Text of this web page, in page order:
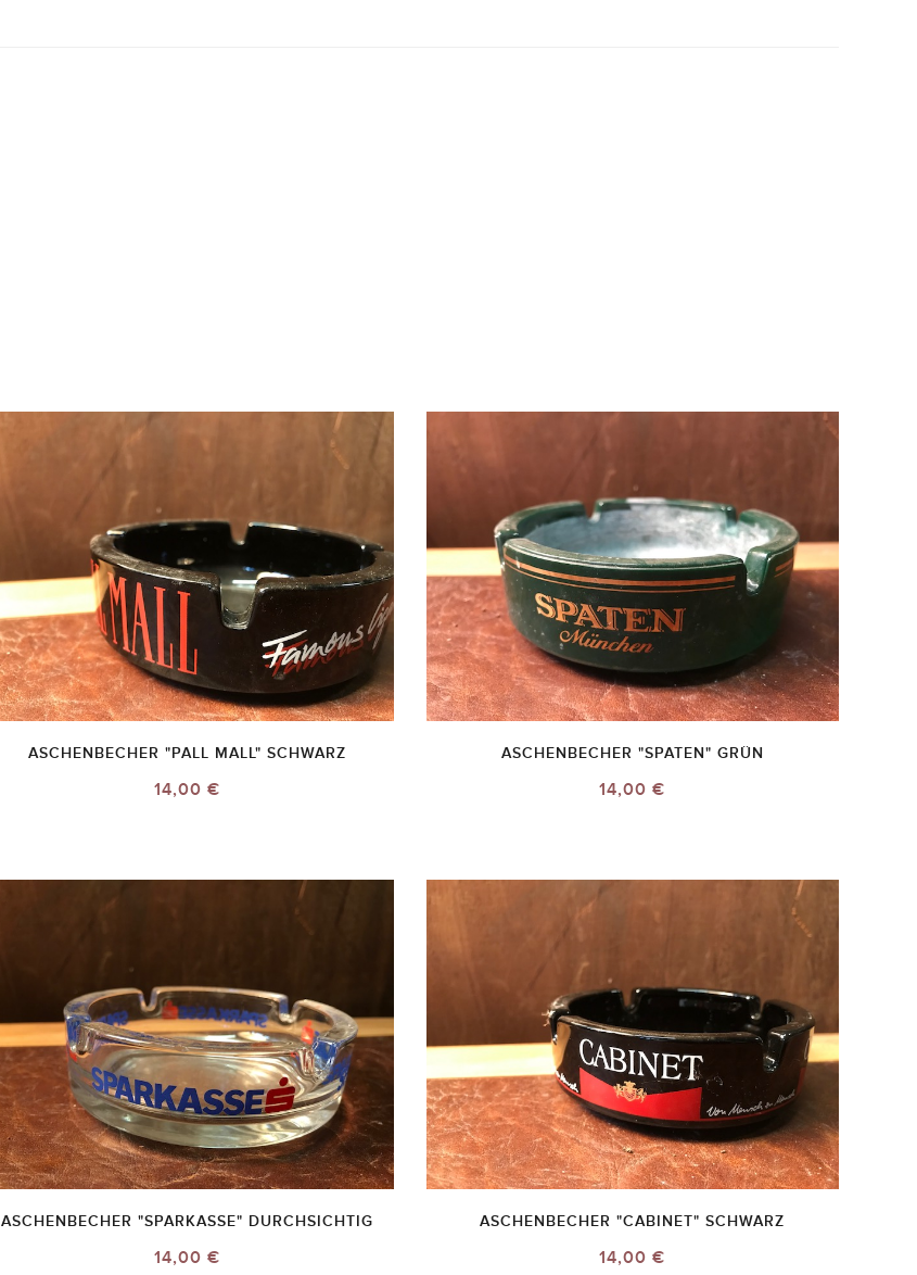
ASCHENBECHER "PALL MALL" SCHWARZ
14,00 €
ASCHENBECHER "SPATEN" GRÜN
14,00 €
ASCHENBECHER "SPARKASSE" DURCHSICHTIG
14,00 €
ASCHENBECHER "CABINET" SCHWARZ
14,00 €